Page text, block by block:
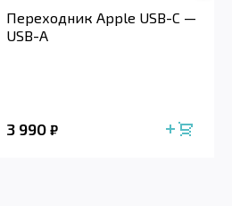
Переходник Apple USB-C —
USB-A
3 990₽